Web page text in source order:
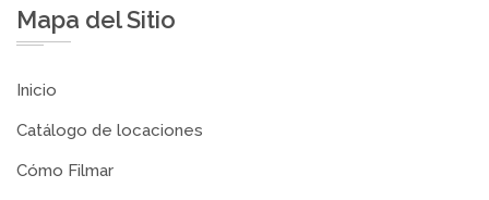
Mapa del Sitio
Inicio
Catálogo de locaciones
Cómo Filmar